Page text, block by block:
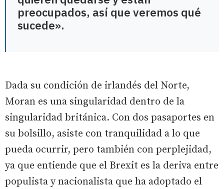
preocupados, así que veremos qué
sucede».
Dada su condición de irlandés del Norte,
Moran es una singularidad dentro de la
singularidad británica. Con dos pasaportes en
su bolsillo, asiste con tranquilidad a lo que
pueda ocurrir, pero también con perplejidad,
ya que entiende que el Brexit es la deriva entre
populista y nacionalista que ha adoptado el